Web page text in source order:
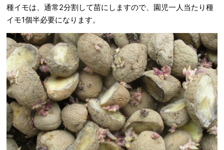
種イモは、通常2分割して苗にしますので、園児一人当たり種
イモ1個半必要になります。